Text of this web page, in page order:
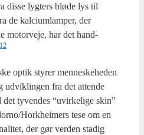
dis­se lyg­ters blø­de lys til
de kalci­um­lam­per, der
motor­ve­je, har det hand­
12
optik sty­rer men­ne­ske­he­den
udvik­lin­gen fra det atten­de
det tyven­des “uvir­ke­li­ge skin”
Horkheimers tese om en
der gør ver­den sta­dig